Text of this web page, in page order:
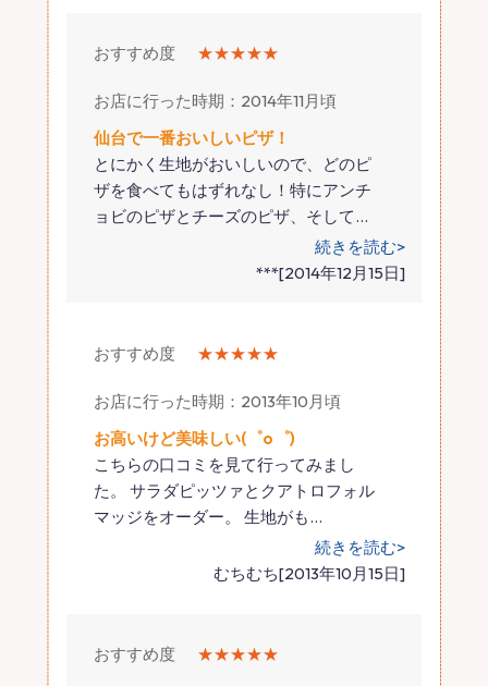
おすすめ度 ★★★★★
お店に行った時期：2014年11月頃
仙台で一番おいしいピザ！
とにかく生地がおいしいので、どのピ
ザを食べてもはずれなし！特にアンチ
ョビのピザとチーズのピザ、そして…
続きを読む>
***[2014年12月15日]
おすすめ度 ★★★★★
お店に行った時期：2013年10月頃
お高いけど美味しい(゜o゜)
こちらの口コミを見て行ってみまし
た。 サラダピッツァとクアトロフォル
マッジをオーダー。 生地がも…
続きを読む>
むちむち[2013年10月15日]
おすすめ度 ★★★★★